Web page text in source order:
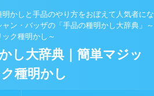
かしと手品のやり方をおぼえて人気者にな
ン・バッザの「手品の種明かし大辞典」～
ク種明かし～
し大辞典｜簡単マジッ
種明かし